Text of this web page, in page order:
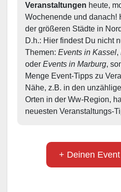
Veranstaltungen heute,
Wochenende und danach!
der größeren Städte in
D.h.: Hier findest Du nicht
Themen: Events in Kassel,
oder Events in Marburg,
Menge Event-Tipps zu
Nähe, z.B. in den
Orten in der Ww-Region,
neuesten Veranstaltungs-
+ Deinen